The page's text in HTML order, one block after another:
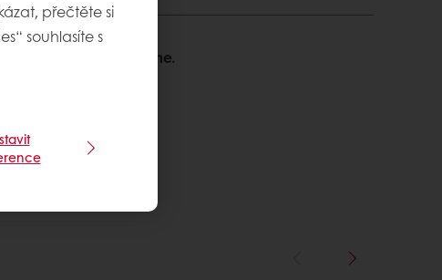
Rádi pomůžeme.
přečtěte si
souhlasíte s